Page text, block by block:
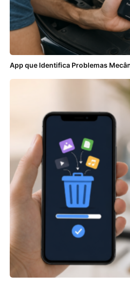
App que Identifica Problemas